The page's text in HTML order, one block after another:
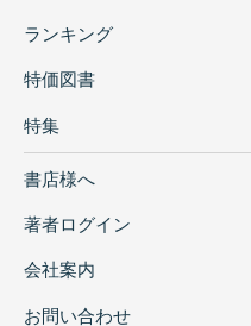
ランキング
特価図書
特集
書店様へ
著者ログイン
会社案内
お問い合わせ